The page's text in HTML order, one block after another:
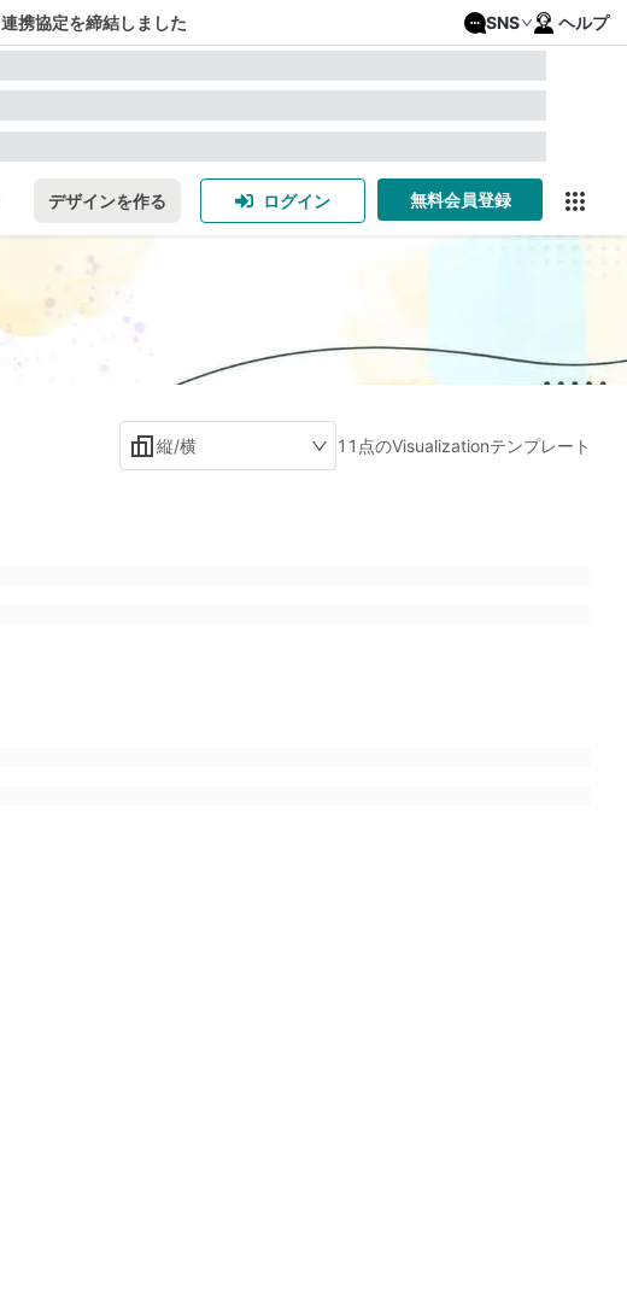
携協定を締結しました SNS ヘルプ
デザインを作る ログイン 無料会員登録
縦/横 11点のVisualizationテンプレート